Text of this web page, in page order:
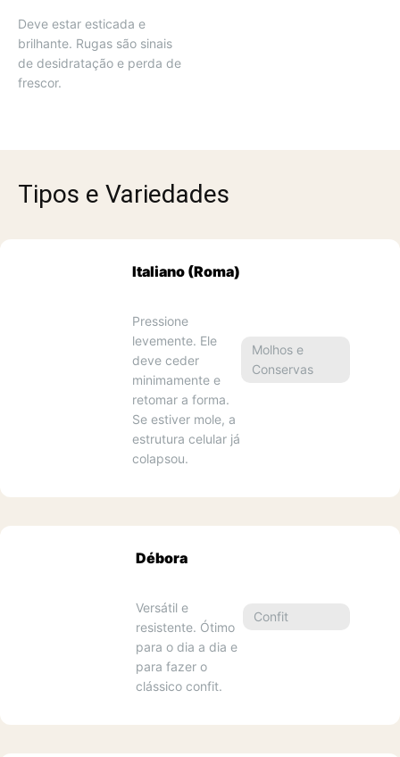
Deve estar esticada e
brilhante. Rugas são sinais
de desidratação e perda de
frescor.
Tipos e Variedades
Italiano (Roma)
Pressione
levemente. Ele
deve ceder
minimamente e
retomar a forma.
Se estiver mole, a
estrutura celular já
colapsou.
Molhos e
Conservas
Débora
Versátil e
resistente. Ótimo
para o dia a dia e
para fazer o
clássico confit.
Confit